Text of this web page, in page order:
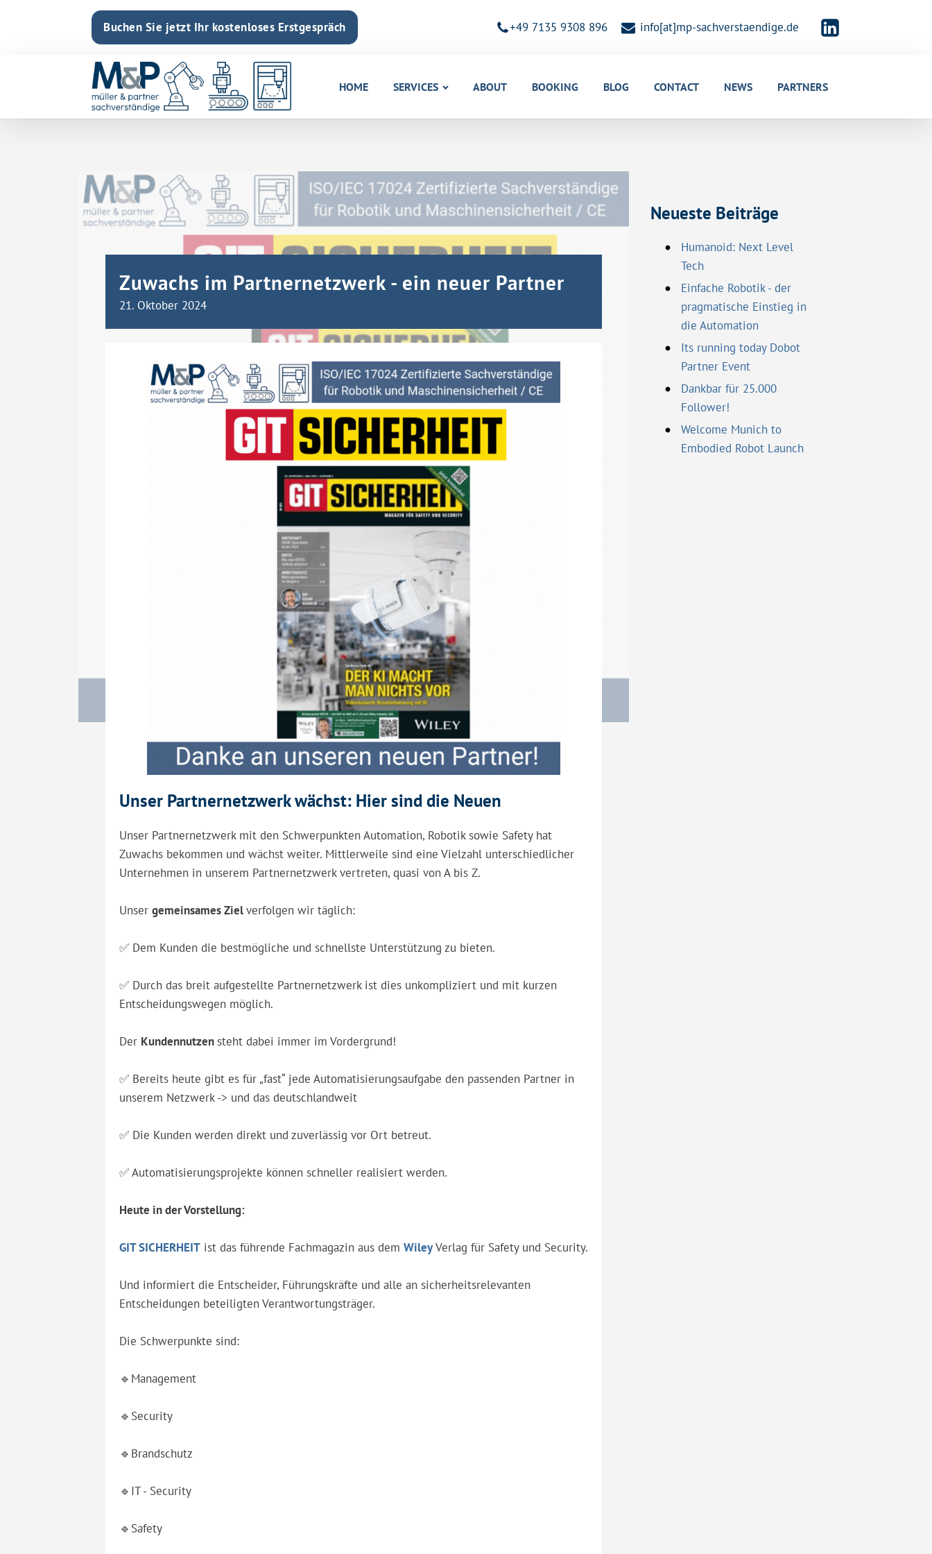
Buchen Sie jetzt Ihr kostenloses Erstgespräch +49 7135 9308 896 info[at]mp-sachverstaendige.de
HOME SERVICES ABOUT BOOKING BLOG CONTACT NEWS PARTNERS
Zuwachs im Partnernetzwerk - ein neuer Partner
21. Oktober 2024
Unser Partnernetzwerk wächst: Hier sind die Neuen
Unser Partnernetzwerk mit den Schwerpunkten Automation, Robotik sowie Safety hat
Zuwachs bekommen und wächst weiter. Mittlerweile sind eine Vielzahl unterschiedlicher
Unternehmen in unserem Partnernetzwerk vertreten, quasi von A bis Z.
Unser gemeinsames Zielverfolgen wir täglich:
✅ Dem Kunden die bestmögliche und schnellste Unterstützung zu bieten.
✅ Durch das breit aufgestellte Partnernetzwerk ist dies unkompliziert und mit kurzen
Entscheidungswegen möglich.
Der Kundennutzensteht dabei immer im Vordergrund!
✅ Bereits heute gibt es für „fast“ jede Automatisierungsaufgabe den passenden Partner in
unserem Netzwerk -> und das deutschlandweit
✅ Die Kunden werden direkt und zuverlässig vor Ort betreut.
✅ Automatisierungsprojekte können schneller realisiert werden.
Heute in der Vorstellung:
GIT SICHERHEIT ist das führende Fachmagazin aus dem WileyVerlag für Safety und Security.
Und informiert die Entscheider, Führungskräfte und alle an sicherheitsrelevanten
Entscheidungen beteiligten Verantwortungsträger.
Die Schwerpunkte sind:
🔹Management
🔹Security
🔹Brandschutz
🔹IT - Security
🔹Safety
Neueste Beiträge
Humanoid: Next Level
Tech
Einfache Robotik - der
pragmatische Einstieg in
die Automation
Its running today Dobot
Partner Event
Dankbar für 25.000
Follower!
Welcome Munich to
Embodied Robot Launch